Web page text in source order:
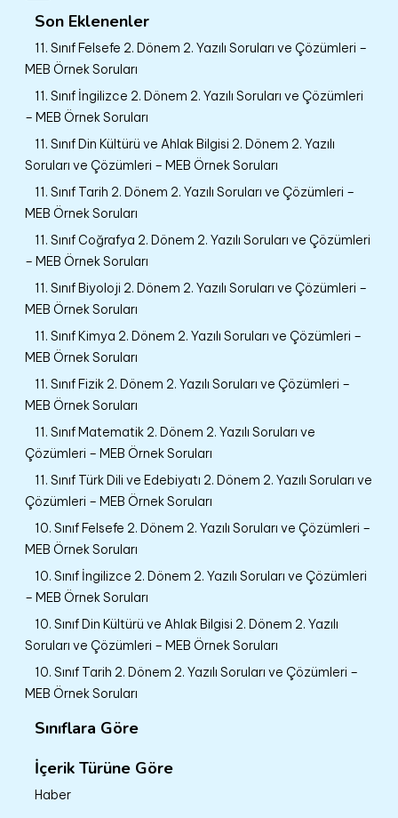
Son Eklenenler
11. Sınıf Felsefe 2. Dönem 2. Yazılı Soruları ve Çözümleri –
MEB Örnek Soruları
11. Sınıf İngilizce 2. Dönem 2. Yazılı Soruları ve Çözümleri
– MEB Örnek Soruları
11. Sınıf Din Kültürü ve Ahlak Bilgisi 2. Dönem 2. Yazılı
Soruları ve Çözümleri – MEB Örnek Soruları
11. Sınıf Tarih 2. Dönem 2. Yazılı Soruları ve Çözümleri –
MEB Örnek Soruları
11. Sınıf Coğrafya 2. Dönem 2. Yazılı Soruları ve Çözümleri
– MEB Örnek Soruları
11. Sınıf Biyoloji 2. Dönem 2. Yazılı Soruları ve Çözümleri –
MEB Örnek Soruları
11. Sınıf Kimya 2. Dönem 2. Yazılı Soruları ve Çözümleri –
MEB Örnek Soruları
11. Sınıf Fizik 2. Dönem 2. Yazılı Soruları ve Çözümleri –
MEB Örnek Soruları
11. Sınıf Matematik 2. Dönem 2. Yazılı Soruları ve
Çözümleri – MEB Örnek Soruları
11. Sınıf Türk Dili ve Edebiyatı 2. Dönem 2. Yazılı Soruları ve
Çözümleri – MEB Örnek Soruları
10. Sınıf Felsefe 2. Dönem 2. Yazılı Soruları ve Çözümleri –
MEB Örnek Soruları
10. Sınıf İngilizce 2. Dönem 2. Yazılı Soruları ve Çözümleri
– MEB Örnek Soruları
10. Sınıf Din Kültürü ve Ahlak Bilgisi 2. Dönem 2. Yazılı
Soruları ve Çözümleri – MEB Örnek Soruları
10. Sınıf Tarih 2. Dönem 2. Yazılı Soruları ve Çözümleri –
MEB Örnek Soruları
Sınıflara Göre
İçerik Türüne Göre
Haber